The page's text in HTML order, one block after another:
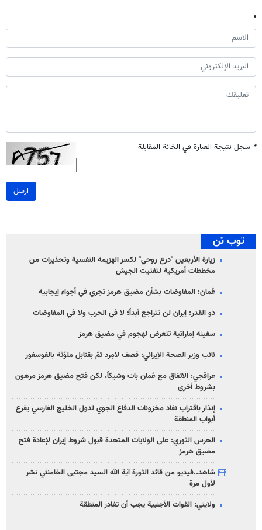
* سجل نتيجة العبارة في الخانة المقابلة
ارسل
توب تن
زيارة الأربعين "درع روحي" لكسر الهزيمة النفسية وتحذيرات من
مخططات أمريكية لتفتيت الجيش
عُمان: المفاوضات بشأن مضيق هرمز تجري في أجواء إيجابية
ذو القدر: إيران لن تتراجع أبداً؛ لا في الحرب ولا في المفاوضات
سفينة إماراتية تتعرض لهجوم في مضيق هرمز
نائب وزير الصحة الإيراني: قصف لامِرد تمّ بقنابل ملوّثة بالفوسفور
عراقجي: الاتفاق مع عُمان بات وشيكاً، لكن فتح مضيق هرمز مرهون
بشروط أخرى
إنذار باقتراب نفاد مخزونات الدفاع الجوي لدول الخليج الفارسي يقرع
أبواب المنطقة
الحرس الثوري: على الولايات المتحدة قبول شروط إيران لإعادة فتح
مضيق هرمز
شاهد..فيديو من قائد الثورة آية الله السيد مجتبى الخامنئي نشر
لأول مرة
ولايتي: القوات الأجنبية يجب أن تغادر المنطقة